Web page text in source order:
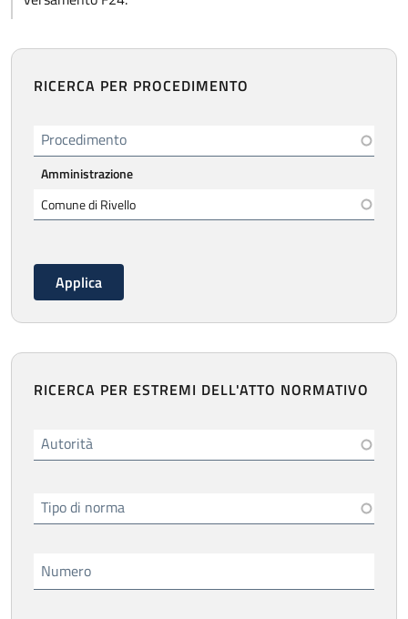
RICERCA PER PROCEDIMENTO
Procedimento
Amministrazione
RICERCA PER ESTREMI DELL'ATTO NORMATIVO
Autorità
Tipo di norma
Numero